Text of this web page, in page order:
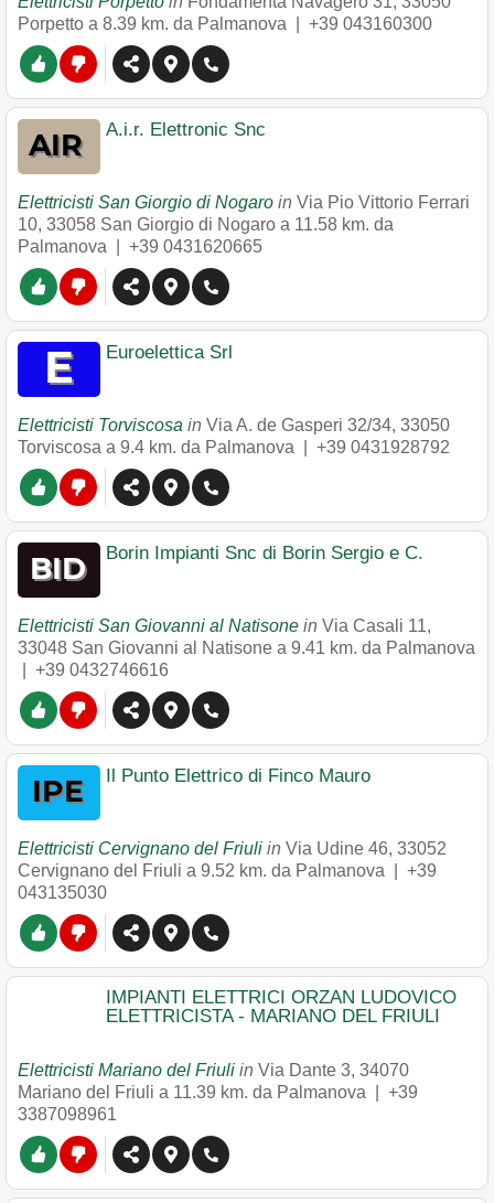
Porpetto a 8.39 km. da Palmanova | +39 043160300
A.i.r. Elettronic Snc
Elettricisti San Giorgio di Nogaro in Via Pio Vittorio Ferrari
10, 33058 San Giorgio di Nogaro a 11.58 km. da
Palmanova | +39 0431620665
Euroelettica Srl
Elettricisti Torviscosa in Via A. de Gasperi 32/34, 33050
Torviscosa a 9.4 km. da Palmanova | +39 0431928792
Borin Impianti Snc di Borin Sergio e C.
Elettricisti San Giovanni al Natisone in Via Casali 11,
33048 San Giovanni al Natisone a 9.41 km. da Palmanova
+39 0432746616
Il Punto Elettrico di Finco Mauro
Elettricisti Cervignano del Friuli in Via Udine 46, 33052
Cervignano del Friuli a 9.52 km. da Palmanova | +39
043135030
IMPIANTI ELETTRICI ORZAN LUDOVICO
ELETTRICISTA - MARIANO DEL FRIULI
Elettricisti Mariano del Friuli in Via Dante 3, 34070
Mariano del Friuli a 11.39 km. da Palmanova | +39
3387098961